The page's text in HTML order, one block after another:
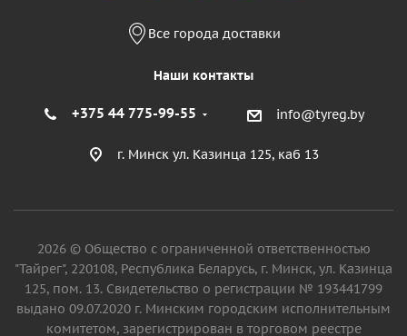
Все города доставки
Наши контакты
+375 44 775-99-55 info@tyreg.by
г. Минск ул. Казинца 125, каб 13
2026 © Общество с ограниченной ответственностью
"Тайрег", 220108, Республика Беларусь, г. Минск, ул. Казинца
125, пом. 13. Свидетельство о регистрации № 193441799
выдано 09.07.2020 г. Минским городским исполнительным
комитетом, зарегистрирован в торговом реестре